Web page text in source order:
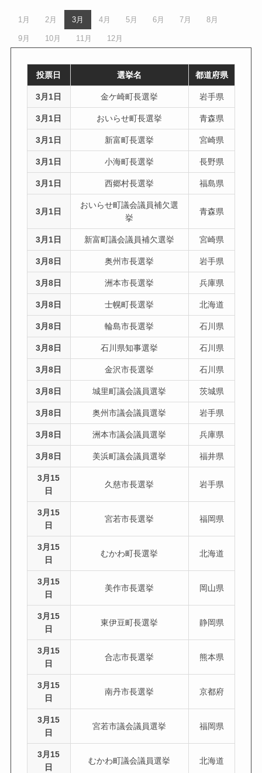
1月 2月 3月 4月 5月 6月 7月 8月
9月 10月 11月 12月
投票日 選挙名 都道府県
3月1日 金ケ崎町長選挙 岩手県
3月1日 おいらせ町長選挙 青森県
3月1日 新富町長選挙 宮崎県
3月1日 小海町長選挙 長野県
3月1日 西郷村長選挙 福島県
3月1日
おいらせ町議会議員補欠選
挙
青森県
3月1日 新富町議会議員補欠選挙 宮崎県
3月8日 奥州市長選挙 岩手県
3月8日 洲本市長選挙 兵庫県
3月8日 士幌町長選挙 北海道
3月8日 輪島市長選挙 石川県
3月8日 石川県知事選挙 石川県
3月8日 金沢市長選挙 石川県
3月8日 城里町議会議員選挙 茨城県
3月8日 奥州市議会議員選挙 岩手県
3月8日 洲本市議会議員選挙 兵庫県
3月8日 美浜町議会議員選挙 福井県
3月15
日
久慈市長選挙 岩手県
3月15
日
宮若市長選挙 福岡県
3月15
日
むかわ町長選挙 北海道
3月15
日
美作市長選挙 岡山県
3月15
日
東伊豆町長選挙 静岡県
3月15
日
合志市長選挙 熊本県
3月15
日
南丹市長選挙 京都府
3月15
日
宮若市議会議員選挙 福岡県
3月15
日
むかわ町議会議員選挙 北海道